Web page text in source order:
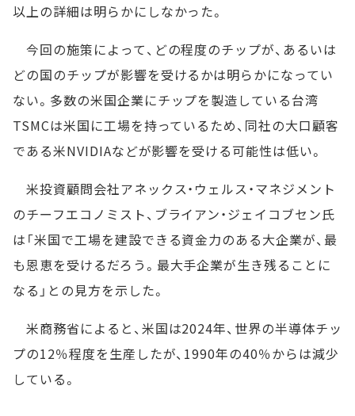
以上の詳細は明らかにしなかった。
今回の施策によって、どの程度のチップが、あるいは
どの国のチップが影響を受けるかは明らかになってい
ない。多数の米国企業にチップを製造している台湾
TSMCは米国に工場を持っているため、同社の大口顧客
である米NVIDIAなどが影響を受ける可能性は低い。
米投資顧問会社アネックス・ウェルス・マネジメント
のチーフエコノミスト、ブライアン・ジェイコブセン氏
は「米国で工場を建設できる資金力のある大企業が、最
も恩恵を受けるだろう。最大手企業が生き残ることに
なる」との見方を示した。
米商務省によると、米国は2024年、世界の半導体チッ
プの12％程度を生産したが、1990年の40％からは減少
している。